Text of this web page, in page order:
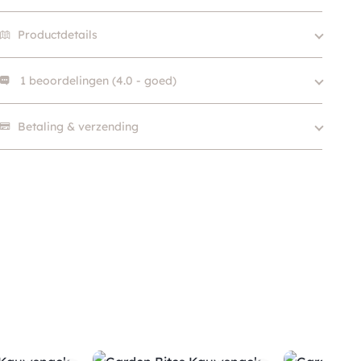
Productdetails
Merk
Duvo+
Size
S, L
1 beoordelingen (4.0 - goed)
Betaling & verzending